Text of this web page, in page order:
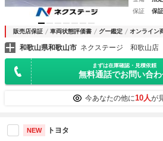
保証
保
販売店保証 車両状態評価書 グー鑑定 オンライン
和歌山県和歌山市 ネクステージ 和歌山店
まずは在庫確認・見積依頼
無料通話でお問い合
今あなたの他に10人が
NEW トヨタ